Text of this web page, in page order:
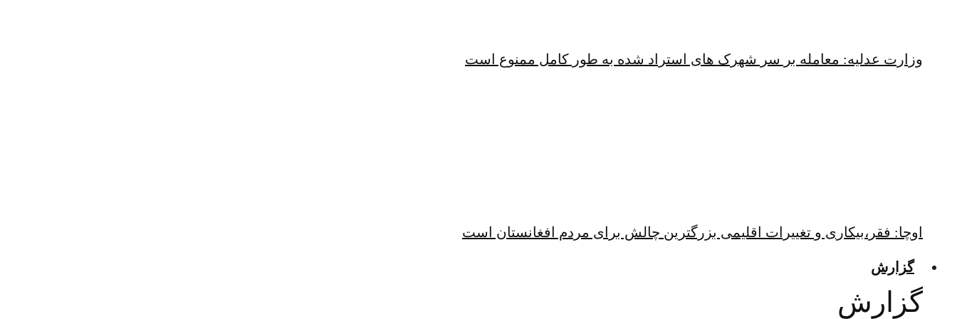
وزارت عدلیه: معامله بر سر شهرک های استراد شده به طور کامل ممنوع است
اوچا: فقر،بیکاری و تغییرات اقلیمی بزرگترین چالش برای مردم افغانستان است
گزارش
گزارش